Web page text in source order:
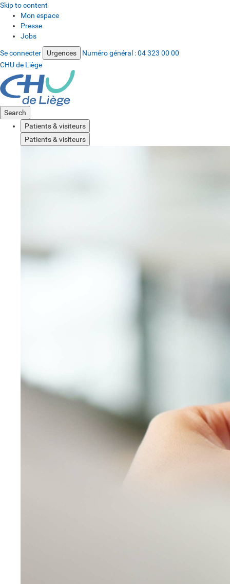
Skip to content
Mon espace
Presse
Jobs
Se connecter Urgences Numéro général :04 323 00 00
CHU de Liège
Search
Patients & visiteurs
Patients & visiteurs